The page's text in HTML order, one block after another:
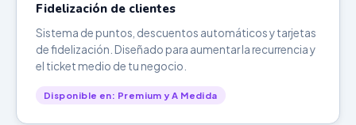
Fidelización de clientes
Sistema de puntos, descuentos automáticos y tarjetas
de fidelización. Diseñado para aumentar la recurrencia y
el ticket medio de tu negocio.
Disponible en: Premium y A Medida